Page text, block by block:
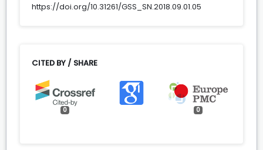
https://doi.org/10.31261/GSS_SN.2018.09.01.05
CITED BY / SHARE
0 0